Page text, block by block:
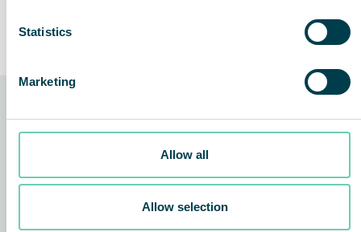
Statistics
Marketing
Allow all
Allow selection
Lifetime Performance
De technologie achter de